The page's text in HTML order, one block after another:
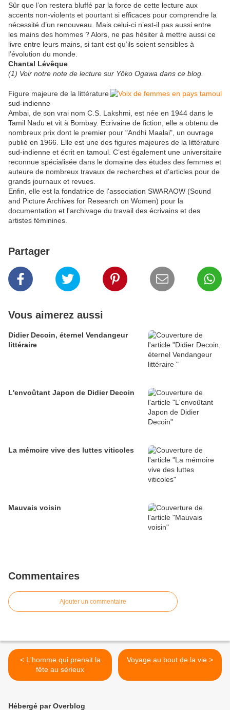
Sûr que l’on restera bluffé par la force de cette lecture aux
accents non-violents et pourtant si efficaces pour comprendre la
nécessité d’un renouveau. Mais celui-ci n’est-il pas aussi entre
les mains des hommes ? Alors, ne pas hésiter à mettre aussi ce
livre entre leurs mains, si tant est qu’ils soient sensibles à
l’évolution du monde.
Chantal Lévêque
(1) Voir notre note de lecture sur Yôko Ogawa dans ce blog.
Figure majeure de la littérature
sud-indienne
Ambai, de son vrai nom C.S. Lakshmi, est née en 1944 dans le
Tamil Nadu et vit à Bombay. Ecrivaine de fiction, elle a obtenu de
nombreux prix dont le premier pour "Andhi Maalai", un ouvrage
publié en 1966. Elle est une des figures majeures de la littérature
sud-indienne et écrit en tamoul. C’est également une universitaire
reconnue spécialisée dans le domaine des études des femmes et
auteure de nombreux travaux de recherches et d’articles pour de
grands journaux et revues.
Enfin, elle est la fondatrice de l'association SWARAOW (Sound
and Picture Archives for Research on Women) pour la
documentation et l'archivage du travail des écrivains et des
artistes féminines.
Partager
Vous aimerez aussi
Didier Decoin, éternel Vendangeur
littéraire
L'envoûtant Japon de Didier Decoin
La mémoire vive des luttes viticoles
Mauvais voisin
Commentaires
Ajouter un commentaire
< L'homme qui prenait la
fête au sérieux
Voyage au bout de la vie >
Hébergé par Overblog